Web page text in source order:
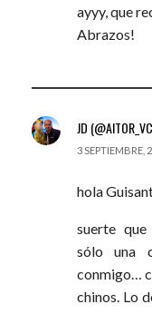
ayyy, que
Abrazos!
JD
3 SEPTIEMBRE,
hola
suerte
sólo una
conmigo…
chinos. Lo